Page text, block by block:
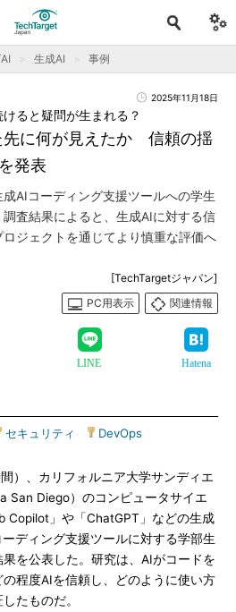
生成AI 事例
2025年11月18日
先に何が見えたか 信頼の揺
発表
ると疑問が生まれる？
AIコーディング支援ツールへの学生
査結果によると、生成AIに対する信
ジェクトを通じてより慎重な評価へ
[TechTargetジャパン]
PC用表示
関連情報
LINE Hatena
セキュリティ DevOps
）、カリフォルニア大学サンディエ
San Diego）のコンピュータサイエ
Copilot」や「ChatGPT」などの生成
ディング支援ツールに対する学部生
を公表した。研究は、AIがコードを
程度AIを信頼し、どのように使い方
たものだ。